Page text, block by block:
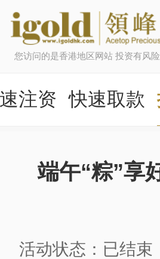
您访问的是香港地区网站 投资有风
注资 快速取款
端午“粽”享
活动状态：已结束